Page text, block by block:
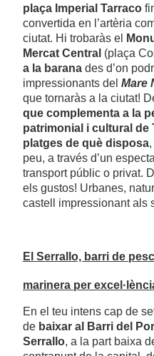
plaça Imperial Tarraco
convertida en l’artèria
ciutat. Hi trobaràs el
Mercat Central (plaça
a la barana des d’on
impressionants del Mare
que tornaràs a la ciutat!
que complementa a la
patrimonial i cultural de
platges de què disposa
peu, a través d’un
transport públic o privat.
els gustos! Urbanes,
castell impressionant als
El Serrallo, barri de
marinera per
En el teu intens cap de
de baixar al Barri del
Serrallo, a la part baixa